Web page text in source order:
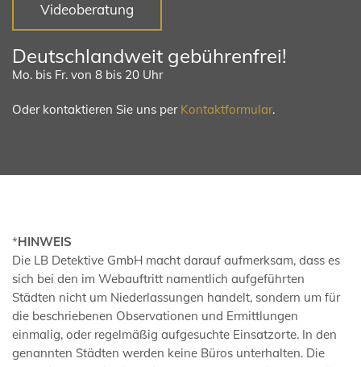
Videoberatung
Deutschlandweit gebührenfrei!
Mo. bis Fr. von 8 bis 20 Uhr
Oder kontaktieren Sie uns per Kontaktformular.
*HINWEIS
Die LB Detektive GmbH macht darauf aufmerksam, dass es
sich bei den im Webauftritt namentlich aufgeführten
Städten nicht um Niederlassungen handelt, sondern um für
die beschriebenen Observationen und Ermittlungen
einmalig, oder regelmäßig aufgesuchte Einsatzorte. In den
genannten Städten werden keine Büros unterhalten. Die